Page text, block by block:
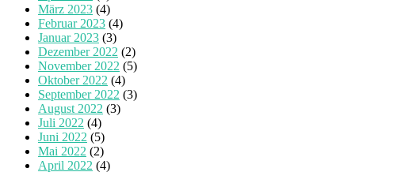
März 2023 (4)
Februar 2023 (4)
Januar 2023 (3)
Dezember 2022 (2)
November 2022 (5)
Oktober 2022 (4)
September 2022 (3)
August 2022 (3)
Juli 2022 (4)
Juni 2022 (5)
Mai 2022 (2)
April 2022 (4)